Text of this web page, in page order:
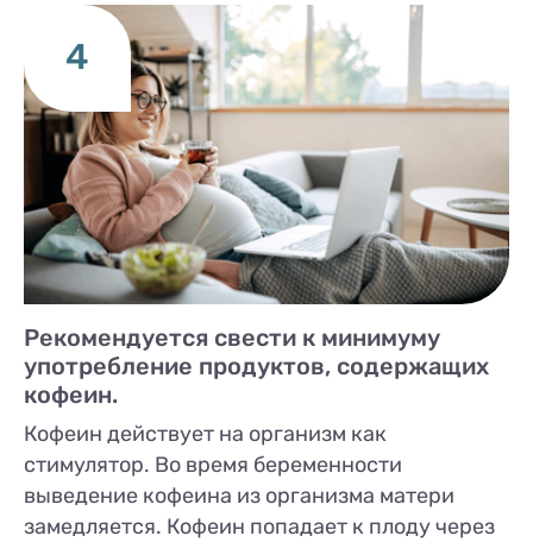
4
Рекомендуется свести к минимуму
употребление продуктов, содержащих
кофеин.
Кофеин действует на организм как
стимулятор. Во время беременности
выведение кофеина из организма матери
замедляется. Кофеин попадает к плоду через